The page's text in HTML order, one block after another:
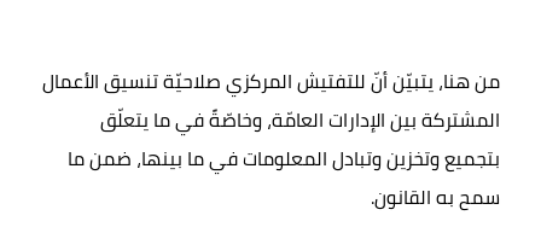
من هنا، يتبيّن أنّ للتفتيش المركزي صلاحيّة تنسيق الأعمال
المشتركة بين الإدارات العامّة، وخاصّةً في ما يتعلّق
بتجميع وتخزين وتبادل المعلومات في ما بينها، ضمن ما
سمح به القانون.